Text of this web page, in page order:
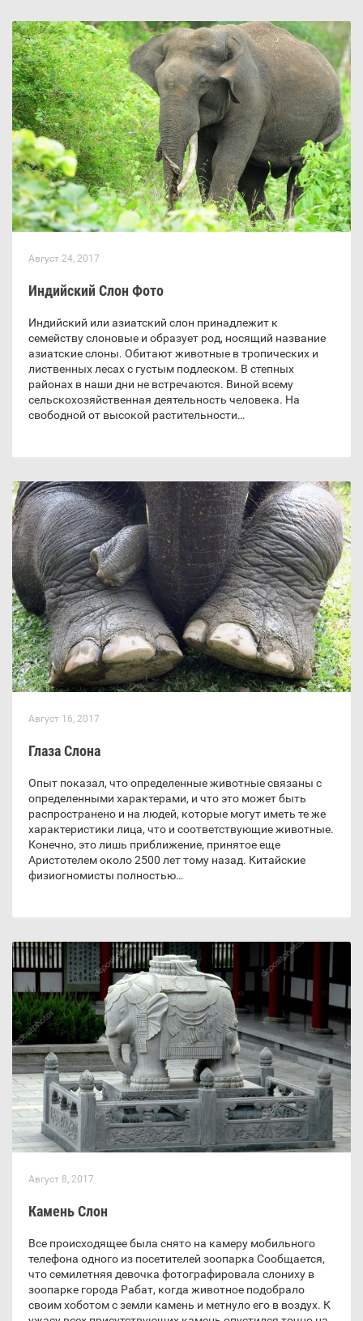
Август 24, 2017
Индийский Слон Фото
Индийский или азиатский слон принадлежит к
семейству слоновые и образует род, носящий название
азиатские слоны. Обитают животные в тропических и
лиственных лесах с густым подлеском. В степных
районах в наши дни не встречаются. Виной всему
сельскохозяйственная деятельность человека. На
свободной от высокой растительности…
Август 16, 2017
Глаза Слона
Опыт показал, что определенные животные связаны с
определенными характерами, и что это может быть
распространено и на людей, которые могут иметь те же
характеристики лица, что и соответствующие животные.
Конечно, это лишь приближение, принятое еще
Аристотелем около 2500 лет тому назад. Китайские
физиогномисты полностью…
Август 8, 2017
Камень Слон
Все происходящее была снято на камеру мобильного
телефона одного из посетителей зоопарка Сообщается,
что семилетняя девочка фотографировала слониху в
зоопарке города Рабат, когда животное подобрало
своим хоботом с земли камень и метнуло его в воздух. К